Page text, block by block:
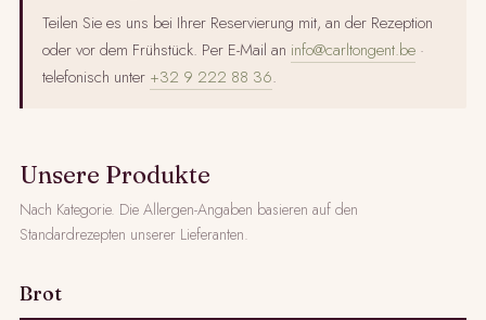
Teilen Sie es uns bei Ihrer Reservierung mit, an der Rezeption
oder vor dem Frühstück. Per E-Mail an info@carltongent.be ·
telefonisch unter +32 9 222 88 36.
Unsere Produkte
Nach Kategorie. Die Allergen-Angaben basieren auf den
Standardrezepten unserer Lieferanten.
Brot